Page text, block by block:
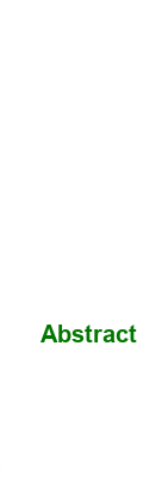
Abstract